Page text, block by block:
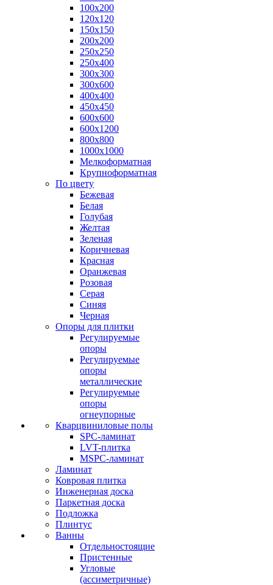
100х200
120х120
150х150
200х200
250х250
250х400
300х300
300х600
400х400
450х450
600х600
600х1200
800х800
1000х1000
Мелкоформатная
Крупноформатная
По цвету
Бежевая
Белая
Голубая
Желтая
Зеленая
Коричневая
Красная
Оранжевая
Розовая
Серая
Синяя
Черная
Опоры для плитки
Регулируемые
опоры
Регулируемые
опоры
металлические
Регулируемые
опоры
огнеупорные
Кварцвиниловые полы
SPC-ламинат
LVT-плитка
MSPC-ламинат
Ламинат
Ковровая плитка
Инженерная доска
Паркетная доска
Подложка
Плинтус
Ванны
Отдельностоящие
Пристенные
Угловые
(ассиметричные)